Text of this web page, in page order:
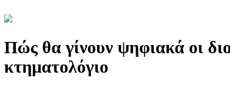
Πώς θα γίνουν ψηφιακά οι
κτηματολόγιο